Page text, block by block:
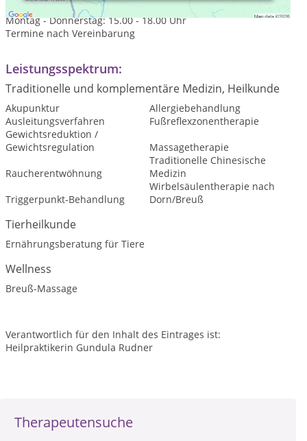
Therapeutensuche
Montag - Freitag: 10.00 - 13.00 Uhr
Montag - Donnerstag: 15.00 - 18.00 Uhr
Termine nach Vereinbarung
Leistungsspektrum:
Traditionelle und komplementäre Medizin, Heilkunde
Akupunktur
Allergiebehandlung
Ausleitungsverfahren
Fußreflexzonentherapie
Gewichtsreduktion /
Gewichtsregulation
Massagetherapie
Raucherentwöhnung
Traditionelle Chinesische
Medizin
Triggerpunkt-Behandlung
Wirbelsäulentherapie nach
Dorn/Breuß
Tierheilkunde
Ernährungsberatung für Tiere
Wellness
Breuß-Massage
Verantwortlich für den Inhalt des Eintrages ist:
Heilpraktikerin Gundula Rudner